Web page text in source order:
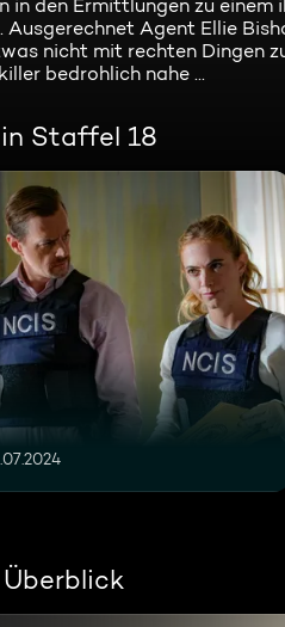
in den Ermittlungen zu
Ausgerechnet Agent Ellie
nicht mit rechten Dingen
bedrohlich nahe ...
Staffel 18